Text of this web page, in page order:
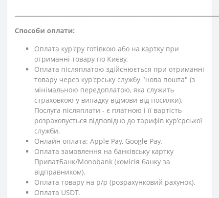
Способи оплати:
Оплата кур'єру готівкою або на картку при
отриманні товару по Києву.
Оплата післяплатою здійснюється при отриманні
товару через кур'єрську службу "нова пошта" (з
мінімальною передоплатою, яка служить
страховкою у випадку відмови від посилки).
Послуга післяплати - є платною і її вартість
розраховується відповідно до тарифів кур'єрської
служби.
Онлайн оплата: Apple Pay, Google Pay.
Оплата замовлення на банківську картку
ПриватБанк/Monobank (комісія банку за
відправником).
Оплата товару на р/р (розрахунковий рахунок).
Оплата USDT.